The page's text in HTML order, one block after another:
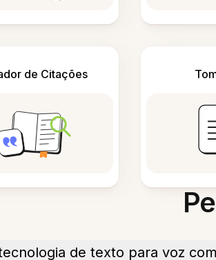
de Citações
de texto para voz